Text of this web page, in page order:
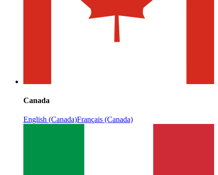
Canada
English (Canada)Français (Canada)